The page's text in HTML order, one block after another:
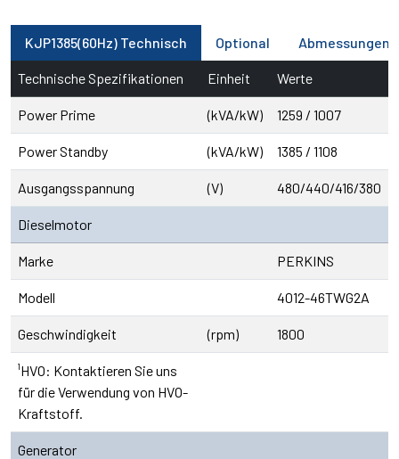
KJP1385(60Hz) Technisch Optional Abmessungen
Technische Spezifikationen Einheit Werte
Power Prime (kVA/kW) 1259 / 1007
Power Standby (kVA/kW) 1385 / 1108
Ausgangsspannung (V) 480/440/416/380
Dieselmotor
Marke PERKINS
Modell 4012-46TWG2A
Geschwindigkeit (rpm) 1800
¹HVO: Kontaktieren Sie uns
für die Verwendung von HVO-
Kraftstoff.
Generator